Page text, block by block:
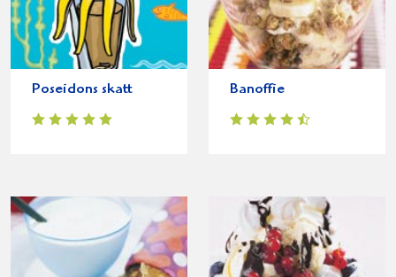
Poseidons skatt Banoffie